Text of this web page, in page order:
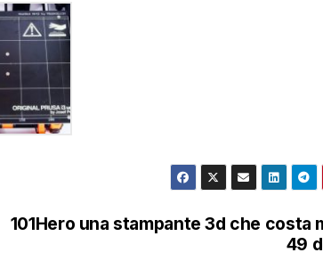
101Hero una stampante 3d che costa
49